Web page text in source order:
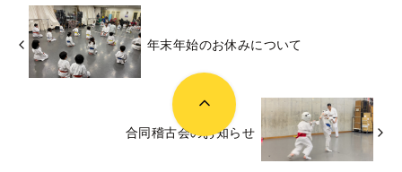
年末年始のお休みについて
合同稽古会のお知らせ